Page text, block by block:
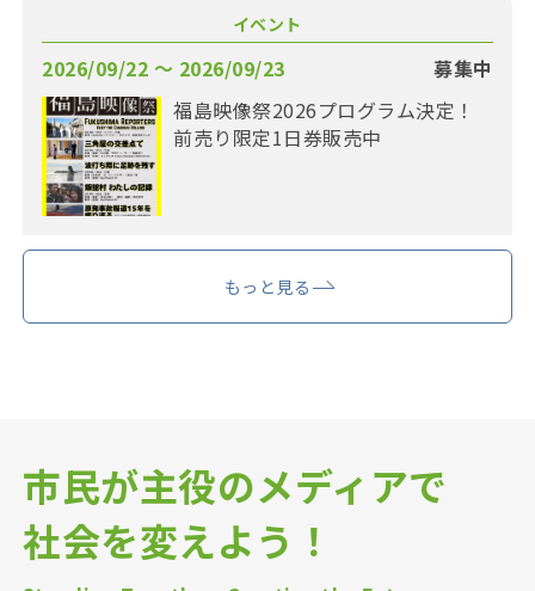
イベント
2026/09/22 〜 2026/09/23
募集中
福島映像祭2026プログラム決定！
前売り限定1日券販売中
もっと見る
市民が主役のメディアで
社会を変えよう！